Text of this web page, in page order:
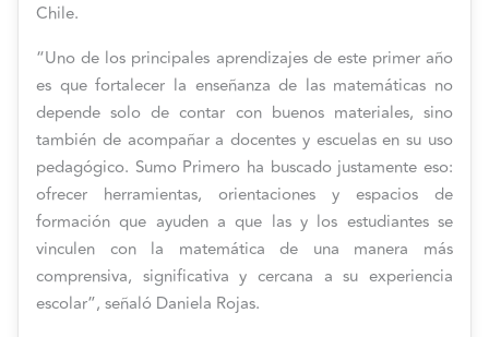
Chile.
“Uno de los principales aprendizajes de este primer año
es que fortalecer la enseñanza de las matemáticas no
depende solo de contar con buenos materiales, sino
también de acompañar a docentes y escuelas en su uso
pedagógico. Sumo Primero ha buscado justamente eso:
ofrecer herramientas, orientaciones y espacios de
formación que ayuden a que las y los estudiantes se
vinculen con la matemática de una manera más
comprensiva, significativa y cercana a su experiencia
escolar”, señaló Daniela Rojas.